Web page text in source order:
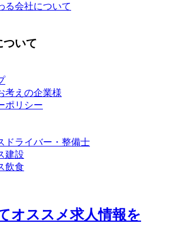
る会社について
ついて
考えの企業様
ポリシー
ドライバー・整備士
建設
飲食
オススメ求人情報を